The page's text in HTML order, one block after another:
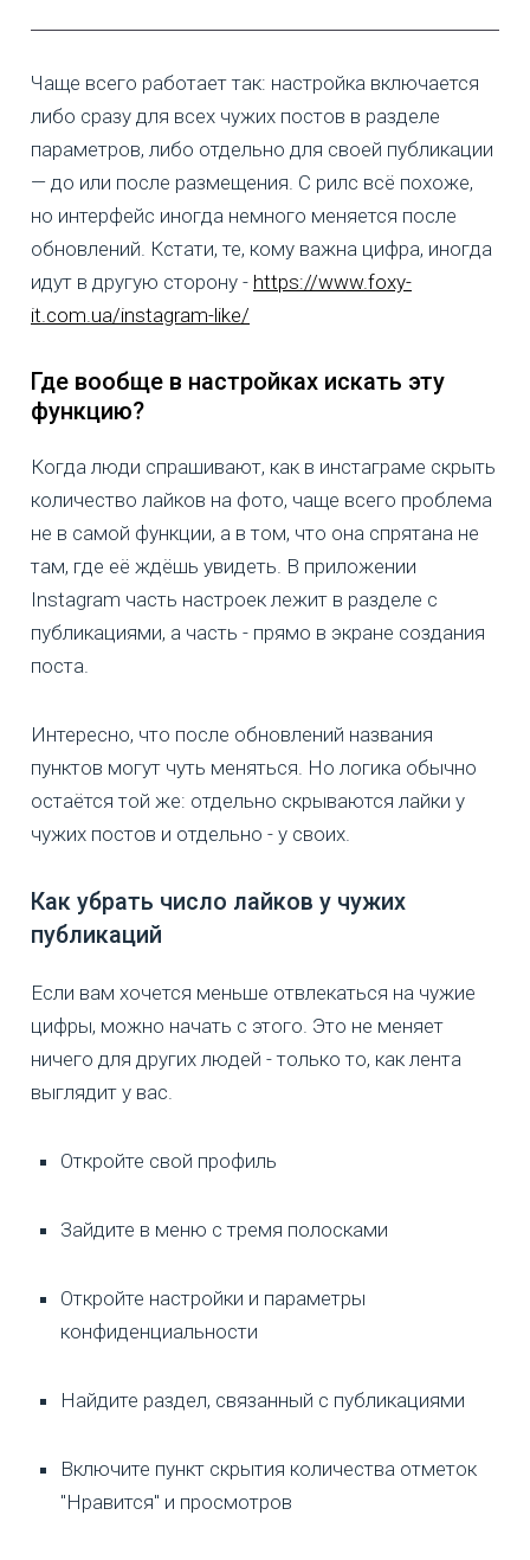
Чаще всего работает так: настройка включается
либо сразу для всех чужих постов в разделе
параметров, либо отдельно для своей публикации
— до или после размещения. С рилс всё похоже,
но интерфейс иногда немного меняется после
обновлений. Кстати, те, кому важна цифра, иногда
идут в другую сторону - https://www.foxy-
it.com.ua/instagram-like/
Где вообще в настройках искать эту
функцию?
Когда люди спрашивают, как в инстаграме скрыть
количество лайков на фото, чаще всего проблема
не в самой функции, а в том, что она спрятана не
там, где её ждёшь увидеть. В приложении
Instagram часть настроек лежит в разделе с
публикациями, а часть - прямо в экране создания
поста.
Интересно, что после обновлений названия
пунктов могут чуть меняться. Но логика обычно
остаётся той же: отдельно скрываются лайки у
чужих постов и отдельно - у своих.
Как убрать число лайков у чужих
публикаций
Если вам хочется меньше отвлекаться на чужие
цифры, можно начать с этого. Это не меняет
ничего для других людей - только то, как лента
выглядит у вас.
Откройте свой профиль
Зайдите в меню с тремя полосками
Откройте настройки и параметры
конфиденциальности
Найдите раздел, связанный с публикациями
Включите пункт скрытия количества отметок
"Нравится" и просмотров